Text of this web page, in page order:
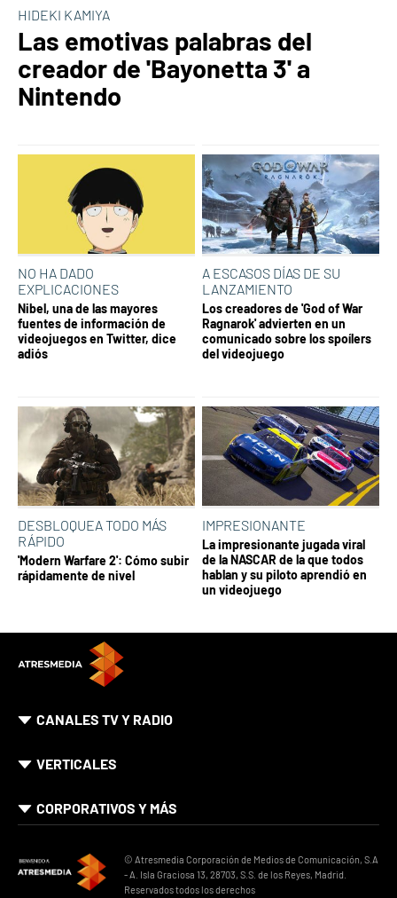
HIDEKI KAMIYA
Las emotivas palabras del
creador de 'Bayonetta 3' a
Nintendo
NO HA DADO
EXPLICACIONES
Nibel, una de las mayores
fuentes de información de
videojuegos en Twitter, dice
adiós
A ESCASOS DÍAS DE SU
LANZAMIENTO
Los creadores de 'God of War
Ragnarok' advierten en un
comunicado sobre los spoílers
del videojuego
DESBLOQUEA TODO MÁS
RÁPIDO
'Modern Warfare 2': Cómo subir
rápidamente de nivel
IMPRESIONANTE
La impresionante jugada viral
de la NASCAR de la que todos
hablan y su piloto aprendió en
un videojuego
CANALES TV Y RADIO
VERTICALES
CORPORATIVOS Y MÁS
© Atresmedia Corporación de Medios de Comunicación, S.A
- A. Isla Graciosa 13, 28703, S.S. de los Reyes, Madrid.
Reservados todos los derechos